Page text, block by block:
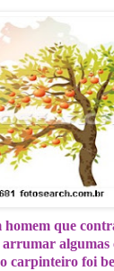
homem que
algumas
carpinteiro foi